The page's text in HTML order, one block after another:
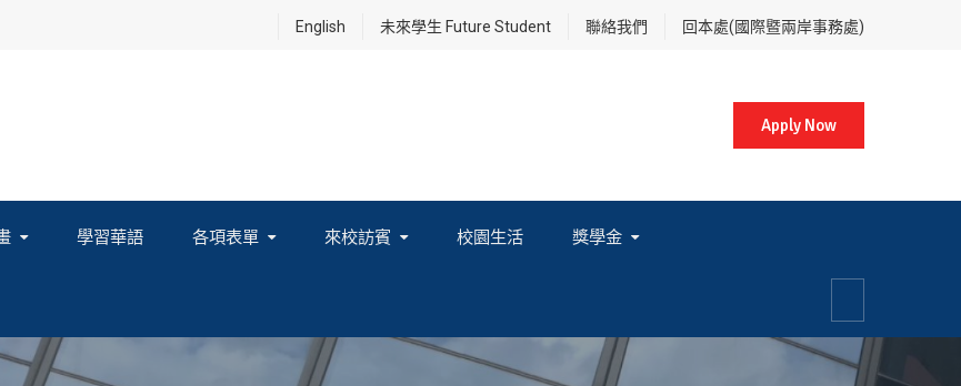
English 未來學生 Future Student 聯絡我們 回本處(國際暨兩岸事務處)
Apply Now
學習華語 各項表單 來校訪賓 校園生活 獎學金